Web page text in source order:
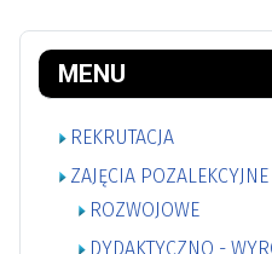
MENU
REKRUTACJA
ZAJĘCIA POZALEKCYJNE
ROZWOJOWE
DYDAKTYCZNO -